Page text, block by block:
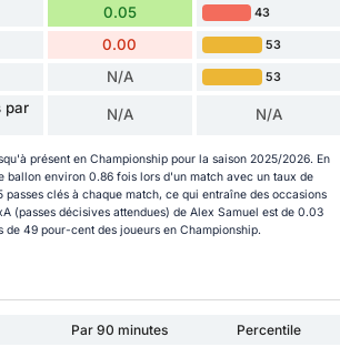
0.05 43
0.00 53
N/A 53
par
N/A N/A
présent en Championship pour la saison 2025/2026. En
ballon environ 0.86 fois lors d'un match avec un taux de
clés à chaque match, ce qui entraîne des occasions
(passes décisives attendues) de Alex Samuel est de 0.03
49 pour-cent des joueurs en Championship.
Par 90 minutes
Percentile